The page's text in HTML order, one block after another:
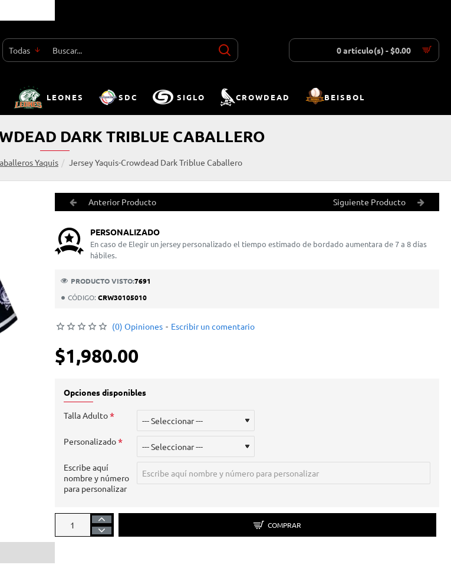
Todas
Buscar... 0 artículo(s) - $0.00
LEONES SDC SIGLO CROWDEAD BEISBOL
DARK TRIBLUE CABALLERO
Yaquis Jersey Yaquis-Crowdead Dark Triblue Caballero
Anterior Producto Siguiente Producto
PERSONALIZADO
En caso de Elegir un jersey personalizado el tiempo estimado de bordado aumentara de 7 a 8 días
hábiles.
CÓDIGO: CRW30105010
PRODUCTO VISTO:7691
(0) Opiniones - Escribir un comentario
$1,980.00
Opciones disponibles
Talla Adulto
Personalizado
Escribe aquí
nombre y número
para personalizar
COMPRAR